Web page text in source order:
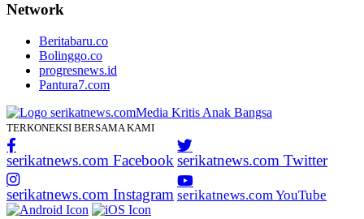
Network
Beritabaru.co
Bolinggo.co
progresnews.id
Pantura7.com
TERKONEKSI BERSAMA KAMI
serikatnews.com Facebook serikatnews.com Twitter
serikatnews.com Instagram serikatnews.com YouTube